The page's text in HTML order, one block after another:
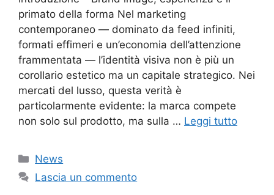
primato della forma Nel marketing
contemporaneo — dominato da feed infiniti,
formati effimeri e un’economia dell’attenzione
frammentata — l’identità visiva non è più un
corollario estetico ma un capitale strategico. Nei
mercati del lusso, questa verità è
particolarmente evidente: la marca compete
non solo sul prodotto, ma sulla … Leggi tutto
Categorie
News
Lascia un commento